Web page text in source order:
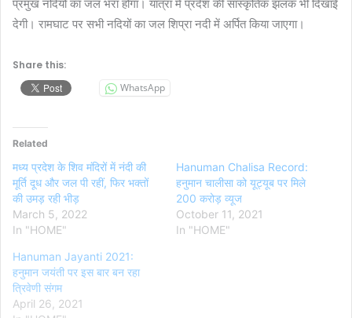
प्रमुख नदियों का जल भरा होगा। यात्रा में प्रदेश की सांस्कृतिक झलक भी दिखाई
देगी। रामघाट पर सभी नदियों का जल शिप्रा नदी में अर्पित किया जाएगा।
Share this:
WhatsApp
Related
मध्य प्रदेश के शिव मंदिरों में नंदी की
मूर्ति दूध और जल पी रहीं, फिर भक्तों
की उमड़ रही भीड़
March 5, 2022
In "HOME"
Hanuman Chalisa Record:
हनुमान चालीसा को यूट्यूब पर मिले
200 करोड़ व्यूज
October 11, 2021
In "HOME"
Hanuman Jayanti 2021:
हनुमान जयंती पर इस बार बन रहा
त्रिवेणी संगम
April 26, 2021